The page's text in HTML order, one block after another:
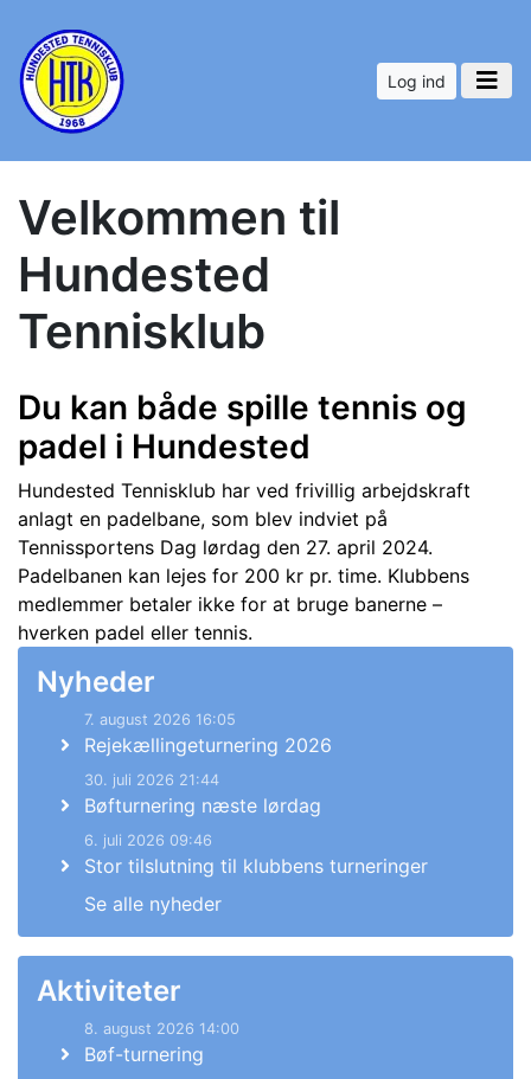
Log ind
Velkommen til
Hundested
Tennisklub
Du kan både spille tennis og
padel i Hundested
Hundested Tennisklub har ved frivillig arbejdskraft
anlagt en padelbane, som blev indviet på
Tennissportens Dag lørdag den 27. april 2024.
Padelbanen kan lejes for 200 kr pr. time. Klubbens
medlemmer betaler ikke for at bruge banerne –
hverken padel eller tennis.
Nyheder
7. august 2026 16:05
Rejekællingeturnering 2026
30. juli 2026 21:44
Bøfturnering næste lørdag
6. juli 2026 09:46
Stor tilslutning til klubbens turneringer
Se alle nyheder
Aktiviteter
8. august 2026 14:00
Bøf-turnering